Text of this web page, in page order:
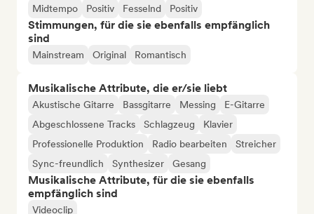
Midtempo
Positiv Fesselnd Positiv
Stimmungen, für die sie ebenfalls empfänglich
sind
Mainstream Original Romantisch
Musikalische Attribute, die er/sie liebt
Akustische Gitarre Bassgitarre Messing
E-Gitarre
Abgeschlossene Tracks
Schlagzeug
Klavier
Professionelle Produktion
Radio bearbeiten
Streicher
Sync-freundlich
Synthesizer Gesang
Musikalische Attribute, für die sie ebenfalls
empfänglich sind
Videoclip